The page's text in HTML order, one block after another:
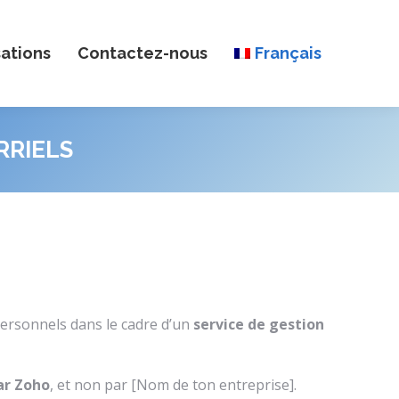
Contactez-nous Français
dans le cadre d’un service de gestion
Zoho, et non par [Nom de ton entreprise].